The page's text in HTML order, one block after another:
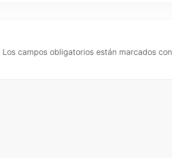
Los campos obligatorios están marcados con